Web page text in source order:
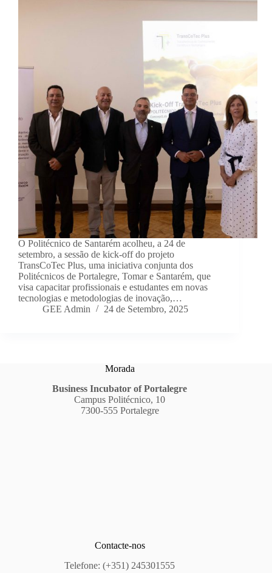
O Politécnico de Santarém acolheu, a 24 de
setembro, a sessão de kick-off do projeto
TransCoTec Plus, uma iniciativa conjunta dos
Politécnicos de Portalegre, Tomar e Santarém, que
visa capacitar profissionais e estudantes em novas
tecnologias e metodologias de inovação,…
GEE Admin
24 de Setembro, 2025
Morada
Business Incubator of Portalegre
Campus Politécnico, 10
7300-555 Portalegre
Contacte-nos
Telefone: (+351) 245301555